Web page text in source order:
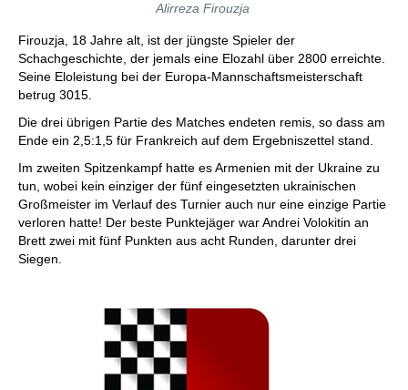
Alirreza Firouzja
Firouzja, 18 Jahre alt, ist der jüngste Spieler der
Schachgeschichte, der jemals eine Elozahl über 2800 erreichte.
Seine Eloleistung bei der Europa-Mannschaftsmeisterschaft
betrug 3015.
Die drei übrigen Partie des Matches endeten remis, so dass am
Ende ein 2,5:1,5 für Frankreich auf dem Ergebniszettel stand.
Im zweiten Spitzenkampf hatte es Armenien mit der Ukraine zu
tun, wobei kein einziger der fünf eingesetzten ukrainischen
Großmeister im Verlauf des Turnier auch nur eine einzige Partie
verloren hatte! Der beste Punktejäger war Andrei Volokitin an
Brett zwei mit fünf Punkten aus acht Runden, darunter drei
Siegen.